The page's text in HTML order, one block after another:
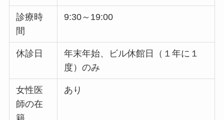
診療時
間
9:30～19:00
休診日
年末年始、ビル休館日（１年に１
度）のみ
女性医
師の在
あり